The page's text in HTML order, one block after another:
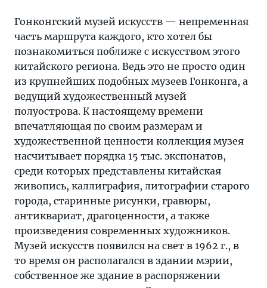
Гонконгский музей искусств — непременная
часть маршрута каждого, кто хотел бы
познакомиться поближе с искусством этого
китайского региона. Ведь это не просто один
из крупнейших подобных музеев Гонконга, а
ведущий художественный музей
полуострова. К настоящему времени
впечатляющая по своим размерам и
художественной ценности коллекция музея
насчитывает порядка 15 тыс. экспонатов,
среди которых представлены китайская
живопись, каллиграфия, литографии старого
города, старинные рисунки, гравюры,
антиквариат, драгоценности, а также
произведения современных художников.
Музей искусств появился на свет в 1962 г., в
то время он располагался в здании мэрии,
собственное же здание в распоряжении